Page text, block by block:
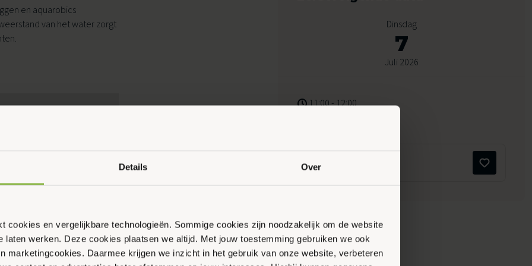
Details Over
cookies en vergelijkbare technologieën. Sommige cookies zijn noodzakelijk om de website
laten werken. Deze cookies plaatsen we altijd. Met jouw toestemming gebruiken we ook
marketingcookies. Daarmee krijgen we inzicht in het gebruik van onze website, verbeteren
Sportbieb
en aquarobics
van het water zorgt
Dinsdag
7
Juli 2026
11:00 - 12:00
Maak favoriet